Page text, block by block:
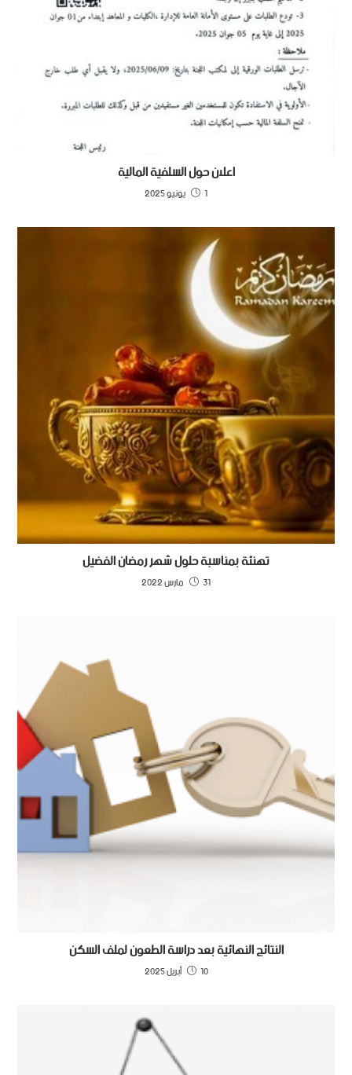
اعلان حول السلفية المالية
1 يونيو 2025
تهنئة بمناسبة حلول شهر رمضان الفضيل
31 مارس 2022
النتائج النهائية بعد دراسة الطعون لملف السكن
10 أبريل 2025